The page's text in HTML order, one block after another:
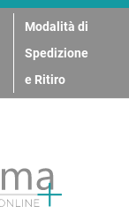
Modalità di
Spedizione
e Ritiro